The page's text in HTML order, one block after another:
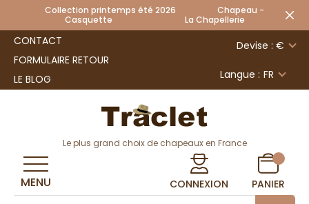
Collection printemps été 2026 Chapeau -
Casquette La Chapellerie
CONTACT
FORMULAIRE RETOUR
LE BLOG
Devise : €
Langue : FR
Le plus grand choix de chapeaux en France
CONNEXION PANIER
MENU